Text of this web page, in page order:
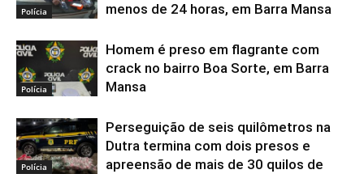
Polícia
menos de 24 horas, em Barra Mansa
Polícia
Homem é preso em flagrante com
crack no bairro Boa Sorte, em Barra
Mansa
Polícia
Perseguição de seis quilômetros na
Dutra termina com dois presos e
apreensão de mais de 30 quilos de